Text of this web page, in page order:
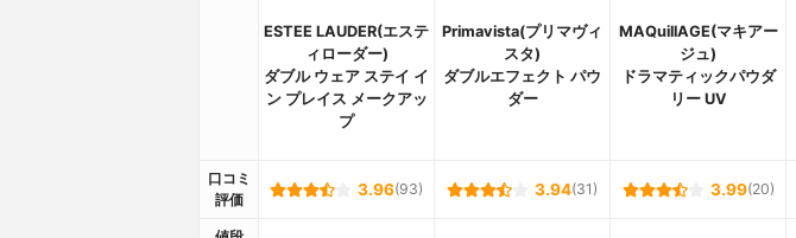
ESTEE LAUDER(エステ
ィローダー)
ダブル ウェア ステイ イ
ン プレイス メークアッ
プ
Primavista(プリマヴィ
スタ)
ダブルエフェクト パウ
ダー
MAQuillAGE(マキアー
ジュ)
ドラマティックパウダ
リー UV
口コミ
評価
3.96(93) 3.94(31) 3.99(20)